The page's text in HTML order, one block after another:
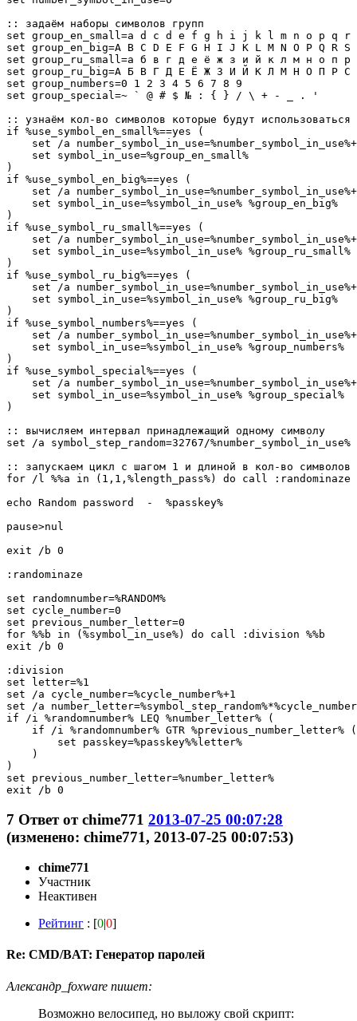
:: задаём наборы символов групп
set group_en_small=a d c d e f g h i j k l m n o p q
set group_en_big=A B C D E F G H I J K L M N O P Q R S
set group_ru_small=а б в г д е ё ж з и й к л м н о п
set group_ru_big=А Б В Г Д Е Ё Ж З И Й К Л М Н О П Р
set group_numbers=0 1 2 3 4 5 6 7 8 9
set group_special=~ ` @ # $ № : { } / \ + - _ . '
:: узнаём кол-во символов которые будут использоваться
if %use_symbol_en_small%==yes (
set /a
    set symbol_in_use=%group_en_small%
)
if %use_symbol_en_big%==yes (
set /a
    set symbol_in_use=%symbol_in_use% %group_en_big%
)
if %use_symbol_ru_small%==yes (
set /a
    set symbol_in_use=%symbol_in_use% %group_ru_small%
)
if %use_symbol_ru_big%==yes (
set /a
    set symbol_in_use=%symbol_in_use% %group_ru_big%
)
if %use_symbol_numbers%==yes (
set /a
    set symbol_in_use=%symbol_in_use% %group_numbers%
)
if %use_symbol_special%==yes (
set /a
    set symbol_in_use=%symbol_in_use% %group_special%
)
:: вычисляем интервал принадлежащий одному символу
set /a symbol_step_random=32767/%number_symbol_in_use%
:: запускаем цикл с шагом 1 и длиной в кол-во символов
for /l %%a in (1,1,%length_pass%) do call :randominaze
echo Random password  -  %passkey%
pause>nul
exit /b 0
:randominaze
set randomnumber=%RANDOM%
set cycle_number=0
set previous_number_letter=0
for %%b in (%symbol_in_use%) do call :division %%b
exit /b 0
:division
set letter=%1
set /a cycle_number=%cycle_number%+1
set /a
if /i %randomnumber% LEQ %number_letter% (
    if /i %randomnumber% GTR %previous_number_letter% (
        set passkey=%passkey%%letter%
    )
)
set previous_number_letter=%number_letter%
7 Ответ отchime771 2013-07-25 00:07:28
(изменено: chime771, 2013-07-25 00:07:53)
chime771
Участник
Неактивен
Рейтинг : [0|0]
Re: CMD/BAT: Генератор паролей
Александр_foxware пишет:
Возможно велосипед, но выложу свой скрипт: